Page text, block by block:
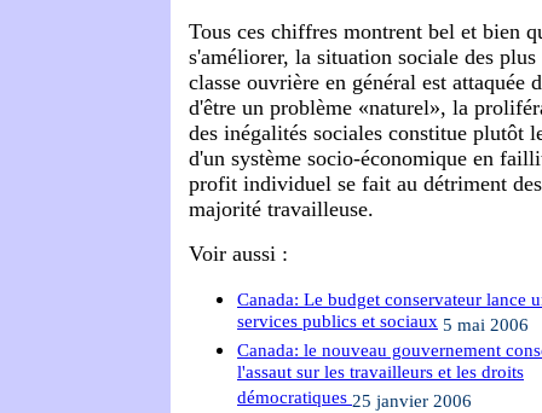
Tous ces chiffres montrent bel et bien
s'améliorer, la situation sociale des
classe ouvrière en général est attaquée
d'être un problème «naturel», la
des inégalités sociales constitue plutôt
d'un système socio-économique en
profit individuel se fait au détriment
majorité travailleuse.
Voir aussi :
Canada: Le budget conservateur lance
services publics et sociaux 5 mai 2006
Canada: le nouveau gouvernement
l'assaut sur les travailleurs et les droits
démocratiques25 janvier 2006